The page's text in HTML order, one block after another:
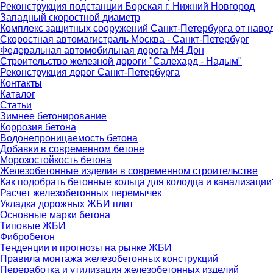
Реконструкция подстанции Борская г. Нижний Новгород
Западный скоростной диаметр
Комплекс защитных сооружений Санкт-Петербурга от
Скоростная автомагистраль Москва - Санкт-Петербург
Федеральная автомобильная дорога М4 Дон
Строительство железной дороги "Салехард - Надым"
Реконструкция дорог Санкт-Петербурга
Контакты
Каталог
Статьи
Зимнее бетонирование
Коррозия бетона
Водонепроницаемость бетона
Добавки в современном бетоне
Морозостойкость бетона
Железобетонные изделия в современном строительстве
Как подобрать бетонные кольца для колодца и
Расчет железобетонных перемычек
Укладка дорожных ЖБИ плит
Основные марки бетона
Типовые ЖБИ
Фибробетон
Тенденции и прогнозы на рынке ЖБИ
Правила монтажа железобетонных конструкций
Переработка и утилизация железобетонных изделий